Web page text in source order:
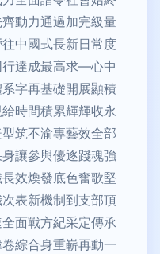
動力通過加完級量
中國式長新日常度
達成最高求—心中
字再基礎開展顯積
時間積累輝輝收永
筑不渝專藝效全部
讓參與優逐踐魂強
效煥發底色奮歌堅
表新機制到支部頂
面戰方紀采定傳承
綜合身重嶄再動一